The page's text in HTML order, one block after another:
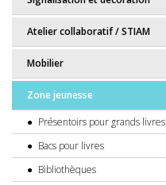
Atelier collaboratif / STIAM
Mobilier
Zone jeunesse
Présentoirs pour grands livres
Bacs pour livres
Bibliothèques